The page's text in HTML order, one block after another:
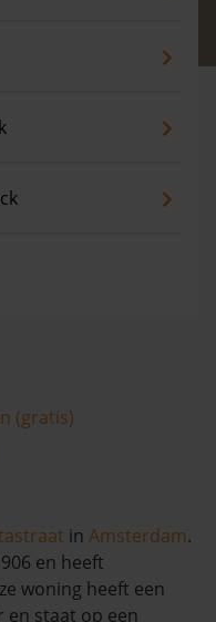
(gratis)
in Amsterdam.
en heeft
woning heeft een
en staat op een